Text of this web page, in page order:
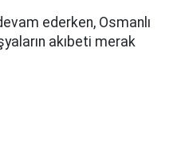
ederken, Osmanlı
akıbeti merak